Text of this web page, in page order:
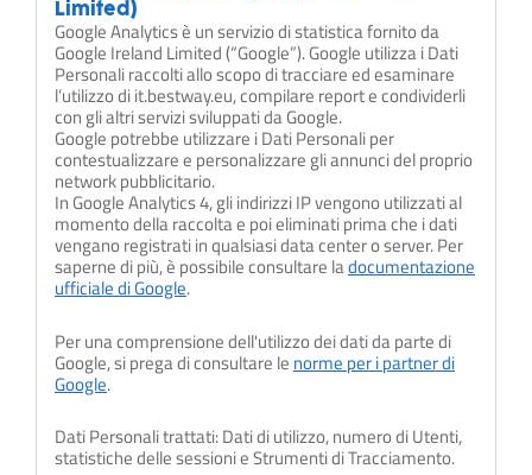
Limited)
Google Analytics è un servizio di statistica fornito da
Google Ireland Limited (“Google”). Google utilizza i Dati
Personali raccolti allo scopo di tracciare ed esaminare
l’utilizzo di it.bestway.eu, compilare report e condividerli
con gli altri servizi sviluppati da Google.
Google potrebbe utilizzare i Dati Personali per
contestualizzare e personalizzare gli annunci del proprio
network pubblicitario.
In Google Analytics 4, gli indirizzi IP vengono utilizzati al
momento della raccolta e poi eliminati prima che i dati
vengano registrati in qualsiasi data center o server. Per
saperne di più, è possibile consultare ladocumentazione
ufficiale di Google.
Per una comprensione dell'utilizzo dei dati da parte di
Google, si prega di consultare le norme per i partner di
Google.
Dati Personali trattati: Dati di utilizzo, numero di Utenti,
statistiche delle sessioni e Strumenti di Tracciamento.